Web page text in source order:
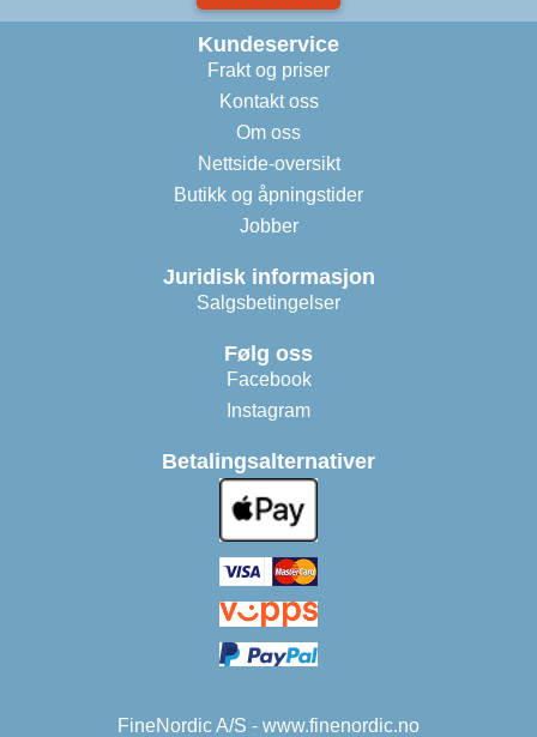
Kundeservice
Frakt og priser
Kontakt oss
Om oss
Nettside-oversikt
Butikk og åpningstider
Jobber
Juridisk informasjon
Salgsbetingelser
Følg oss
Facebook
Instagram
Betalingsalternativer
FineNordic A/S - www.finenordic.no